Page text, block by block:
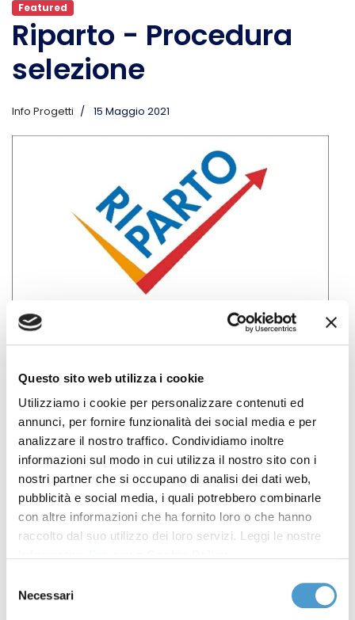
Questo sito web utilizza i cookie
Utilizziamo i cookie per personalizzare contenuti ed
annunci, per fornire funzionalità dei social media e per
analizzare il nostro traffico. Condividiamo inoltre
informazioni sul modo in cui utilizza il nostro sito con i
nostri partner che si occupano di analisi dei dati web,
pubblicità e social media, i quali potrebbero combinarle
con altre informazioni che ha fornito loro o che hanno
raccolto dal suo utilizzo dei loro servizi. Leggi le nostre
delNecessari
Featured
Riparto - Procedura
selezione
Info Progetti 15 Maggio 2021
Avviso di selezione comparativa per
una “campagna di promozione,
sensibilizzazione e disseminazione” nell’ambito
del progetto “RIPARTO - PERCORSI DI INCLUSIONE
FINANZIARIA E DI ACCOMPAGNAMENTO PER LA
GESTIONE E SOLUZIONE DELLE SITUAZIONI DI
SOVRAINDEBITAMENTO PER LA RIPARTENZA” - ai
sensi dell’art. 72 e smi del decreto legislativo 3
luglio 2017, n. 117, finanziato con il Fondo per il
finanziamento di progetti e attività di interesse
2020 Ministero del Lavoro e delle Politiche